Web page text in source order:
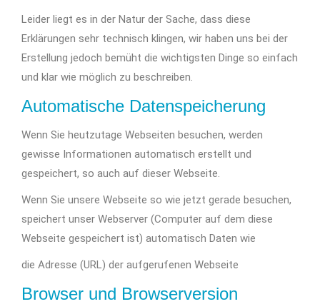
Leider liegt es in der Natur der Sache, dass diese
Erklärungen sehr technisch klingen, wir haben uns bei der
Erstellung jedoch bemüht die wichtigsten Dinge so einfach
und klar wie möglich zu beschreiben.
Automatische Datenspeicherung
Wenn Sie heutzutage Webseiten besuchen, werden
gewisse Informationen automatisch erstellt und
gespeichert, so auch auf dieser Webseite.
Wenn Sie unsere Webseite so wie jetzt gerade besuchen,
speichert unser Webserver (Computer auf dem diese
Webseite gespeichert ist) automatisch Daten wie
die Adresse (URL) der aufgerufenen Webseite
Browser und Browserversion